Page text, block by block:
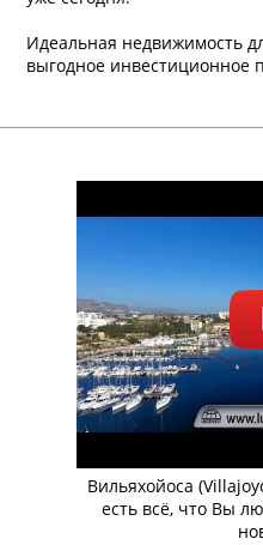
Идеальная недвижимость
выгодное инвестиционное
Вильяхойоса
есть всё, что Вы